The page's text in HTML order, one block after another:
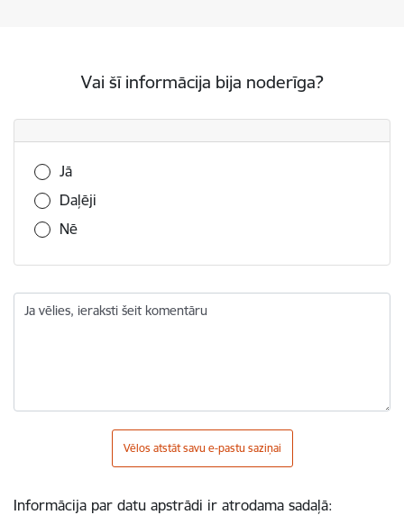
Vai šī informācija bija noderīga?
Vai šī informācija bija noderīga?
Jā
Daļēji
Nē
Ja vēlies, ieraksti šeit komentāru
Vēlos atstāt savu e-pastu saziņai
Informācija par datu apstrādi ir atrodama sadaļā: